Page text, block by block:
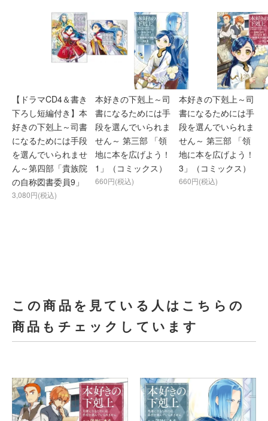
【ドラマCD4＆書き
下ろし短編付き】本
好きの下剋上～司書
になるためには手段
を選んでいられませ
ん～第四部「貴族院
の自称図書委員9」
3,080円(税込)
本好きの下剋上～司
書になるためには手
段を選んでいられま
せん～ 第三部 「領
地に本を広げよう！
1」（コミックス）
660円(税込)
本好きの下剋上～司
書になるためには手
段を選んでいられま
せん～ 第三部 「領
地に本を広げよう！
3」（コミックス）
660円(税込)
この商品を見ている人はこちらの
商品もチェックしています